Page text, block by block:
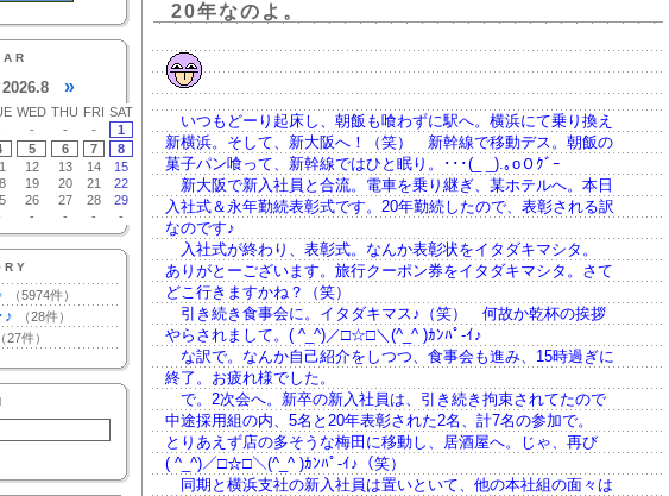
»
WED THU FRI SAT
- - -
1
5 6 7
8
12 13 14
15
19 20 21
22
26 27 28
29
- - - -
（5974件）
♪ （28件）
（27件）
20年なのよ。
いつもどーり起床し、朝飯も喰わずに駅へ。横浜にて乗り換え
新横浜。そして、新大阪へ！（笑） 新幹線で移動デス。朝飯の
菓子パン喰って、新幹線ではひと眠り。･･･(_ _).｡oＯｸﾞｰ
新大阪で新入社員と合流。電車を乗り継ぎ、某ホテルへ。本日
入社式＆永年勤続表彰式です。20年勤続したので、表彰される訳
なのです♪
入社式が終わり、表彰式。なんか表彰状をイタダキマシタ。
ありがとーございます。旅行クーポン券をイタダキマシタ。さて
どこ行きますかね？（笑）
引き続き食事会に。イタダキマス♪（笑） 何故か乾杯の挨拶
やらされまして。( ^_^)／□☆□＼(^_^ )ｶﾝﾊﾟ-ｲ♪
な訳で。なんか自己紹介をしつつ、食事会も進み、15時過ぎに
終了。お疲れ様でした。
で。2次会へ。新卒の新入社員は、引き続き拘束されてたので
中途採用組の内、5名と20年表彰された2名、計7名の参加で。
とりあえず店の多そうな梅田に移動し、居酒屋へ。じゃ、再び
( ^_^)／□☆□＼(^_^ )ｶﾝﾊﾟ-ｲ♪（笑）
同期と横浜支社の新入社員は置いといて、他の本社組の面々は